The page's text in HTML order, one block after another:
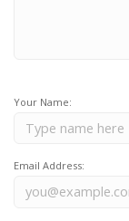
Your Name:
Email Address: